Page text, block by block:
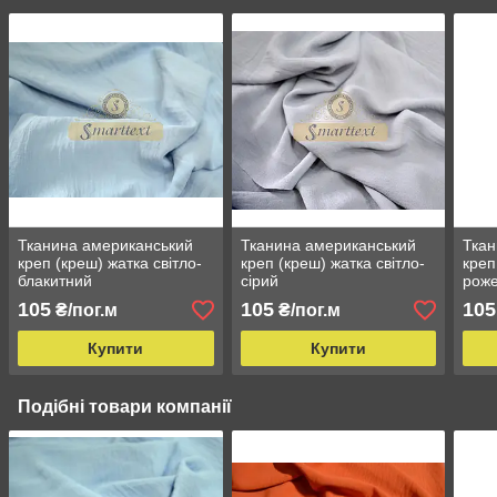
Тканина американський
креп (креш) жатка світло-
блакитний
105 ₴/пог.м
Купити
Тканина американський
креп (креш) жатка світло-
сірий
105₴/пог.м
Купити
105
Подібні товари компанії